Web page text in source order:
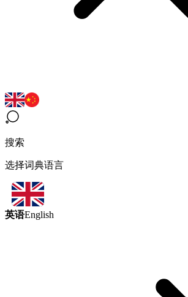
搜索
选择词典语言
英语English